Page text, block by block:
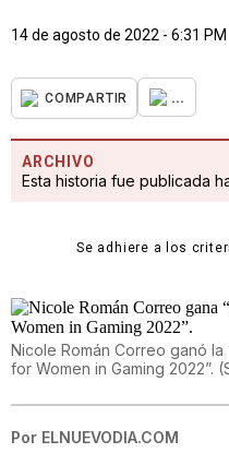
14 de agosto de 2022 - 6:31 PM
COMPARTIR ...
ARCHIVO
Esta historia fue publicada
Se adhiere a los
Nicole Román Correo ganó
for Women in Gaming 2022”. (
Por ELNUEVODIA.COM